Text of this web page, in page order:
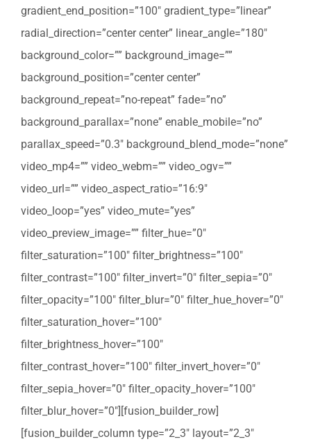
gradient_end_position=”100″ gradient_type=”linear”
radial_direction=”center center” linear_angle=”180″
background_color=”” background_image=””
background_position=”center center”
background_repeat=”no-repeat” fade=”no”
background_parallax=”none” enable_mobile=”no”
parallax_speed=”0.3″ background_blend_mode=”none”
video_mp4=”” video_webm=”” video_ogv=””
video_url=”” video_aspect_ratio=”16:9″
video_loop=”yes” video_mute=”yes”
video_preview_image=”” filter_hue=”0″
filter_saturation=”100″ filter_brightness=”100″
filter_contrast=”100″ filter_invert=”0″ filter_sepia=”0″
filter_opacity=”100″ filter_blur=”0″ filter_hue_hover=”0″
filter_saturation_hover=”100″
filter_brightness_hover=”100″
filter_contrast_hover=”100″ filter_invert_hover=”0″
filter_sepia_hover=”0″ filter_opacity_hover=”100″
filter_blur_hover=”0″][fusion_builder_row]
[fusion_builder_column type=”2_3″ layout=”2_3″